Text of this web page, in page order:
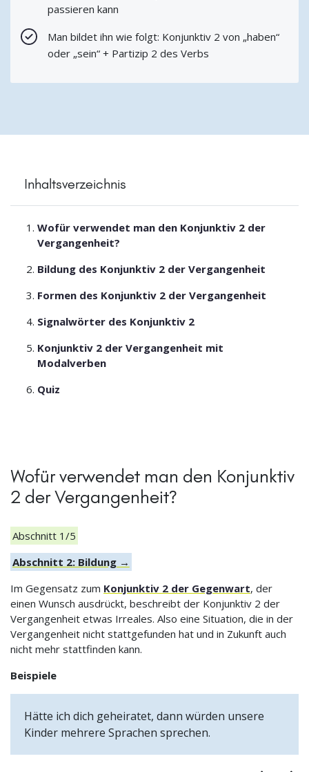
passieren kann
Man bildet ihn wie folgt: Konjunktiv 2 von „haben“
oder „sein“ + Partizip 2 des Verbs
Inhaltsverzeichnis
Wofür verwendet man den Konjunktiv 2 der
Vergangenheit?
Bildung des Konjunktiv 2 der Vergangenheit
Formen des Konjunktiv 2 der Vergangenheit
Signalwörter des Konjunktiv 2
Konjunktiv 2 der Vergangenheit mit
Modalverben
Quiz
Wofür verwendet man den Konjunktiv
2 der Vergangenheit?
Abschnitt 1/5
Abschnitt 2: Bildung →
Im Gegensatz zum Konjunktiv 2 der Gegenwart, der
einen Wunsch ausdrückt, beschreibt der Konjunktiv 2 der
Vergangenheit etwas Irreales. Also eine Situation, die in der
Vergangenheit nicht stattgefunden hat und in Zukunft auch
nicht mehr stattfinden kann.
Beispiele
Wenn ihr mich gefragt hättet, hätte ich euch das
Geld geliehen.